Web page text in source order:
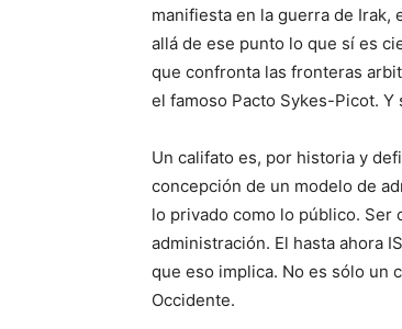
manifiesta en la guerra de Irak,
allá de ese punto lo que sí es
que confronta las fronteras
el famoso Pacto Sykes-Picot. Y
Un califato es, por historia y
concepción de un modelo de
lo privado como lo público. Ser
administración. El hasta ahora
que eso implica. No es sólo un
Occidente.